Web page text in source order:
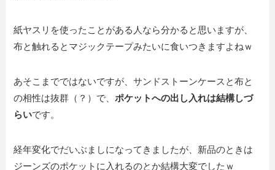
紙ヤスリを使ったことがある人なら分かると思いますが、
布と触れるとマジックテープみたいに食いつきますよねｗ
あそこまでではないですが、サンドストーンケースと布と
の相性は抜群（？）で、ポケットへの出し入れは結構しづ
らいです。
経年変化でだいぶましになってきましたが、新品のときは
ジーンズのポケットに入れるのとか結構大変でしたｗ